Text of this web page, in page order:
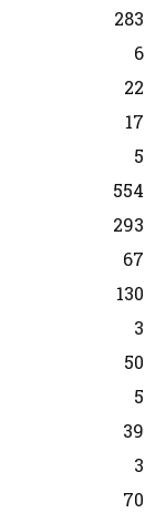
283
6
22
17
5
554
293
67
130
3
50
5
39
3
70